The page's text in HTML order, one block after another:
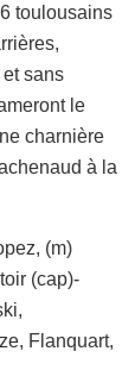
toulousains
sans
le
charnière
à la
(m)
(cap)-
Flanquart,